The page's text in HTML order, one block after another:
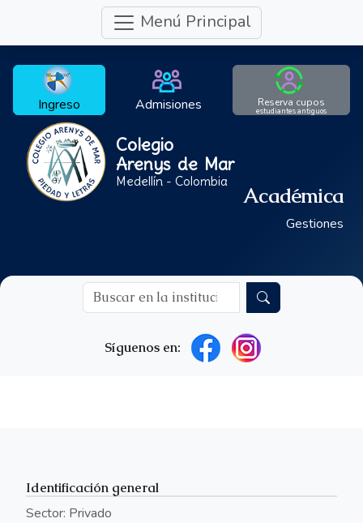
Menú Principal
Ingreso Admisiones Reserva cupos
estudiantes antiguos
Colegio
Arenys de Mar
Medellín - Colombia
Académica
Gestiones
Síguenos en:
Identificación general
Sector: Privado